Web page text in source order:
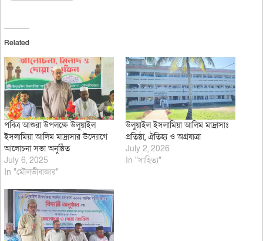
Related
পবিত্র আশুরা উপলক্ষে উলুয়াইল
ইসলামিয়া আলিম মাদ্রাসার উদ্যোগে
আলোচনা সভা অনুষ্ঠিত
July 6, 2025
In "মৌলভীবাজার"
উলুয়াইল ইসলামিয়া আলিম মাদ্রাসাঃ
প্রতিষ্ঠা, ঐতিহ্য ও অগ্রযাত্রা
July 2, 2026
In "সাহিত্য"